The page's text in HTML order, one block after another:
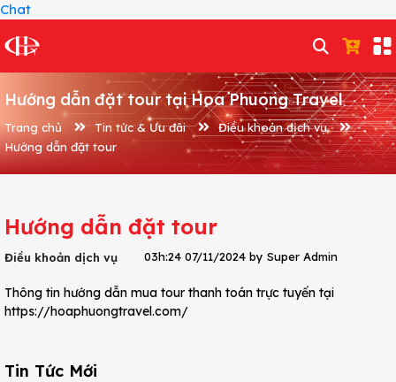
Chat
Hướng dẫn đặt tour tại Hoa Phuong Travel
Trang chủ Tin tức & Ưu đãi
Điều khoản dịch vụ
Hướng dẫn đặt tour
Hướng dẫn đặt tour
Điều khoản dịch vụ 03h:24 07/11/2024 by Super Admin
Thông tin hướng dẫn mua tour thanh toán trực tuyến tại
https://hoaphuongtravel.com/
Tin Tức Mới